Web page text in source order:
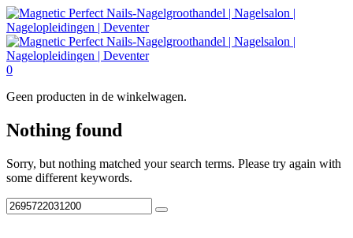
0
Geen producten in de winkelwagen.
Nothing found
Sorry, but nothing matched your search terms. Please try again with
some different keywords.